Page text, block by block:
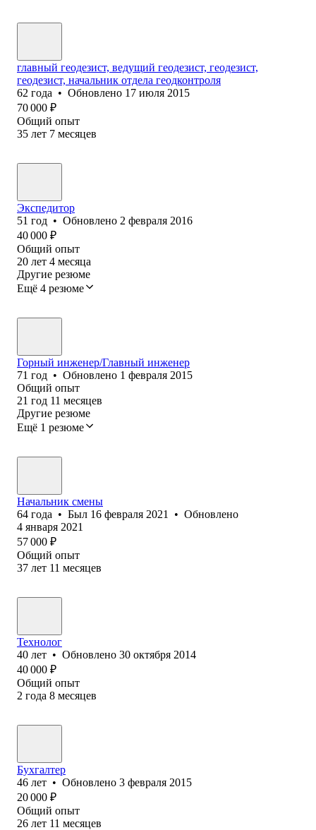
главный геодезист, ведущий геодезист, геодезист,
геодезист, начальник отдела геодконтроля
62 года • Обновлено 17 июля 2015
70 000 ₽
Общий опыт
35 лет 7 месяцев
Экспедитор
51 год • Обновлено 2 февраля 2016
40 000 ₽
Общий опыт
20 лет 4 месяца
Другие резюме
Ещё 4 резюме
Горный инженер/Главный инженер
71 год • Обновлено 1 февраля 2015
Общий опыт
21 год 11 месяцев
Другие резюме
Ещё 1 резюме
Начальник смены
64 года • Был 16 февраля 2021 • Обновлено
4 января 2021
57 000 ₽
Общий опыт
37 лет 11 месяцев
Технолог
40 лет • Обновлено 30 октября 2014
40 000 ₽
Общий опыт
2 года 8 месяцев
Бухгалтер
46 лет • Обновлено 3 февраля 2015
20 000 ₽
Общий опыт
26 лет 11 месяцев